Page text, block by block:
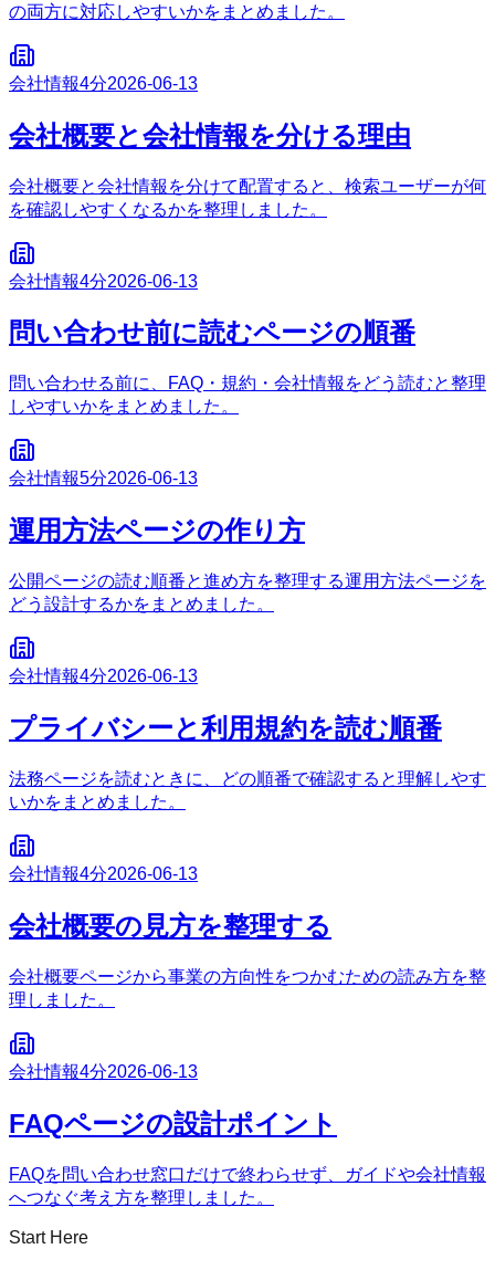
の両方に対応しやすいかをまとめました。
会社情報4分2026-06-13
会社概要と会社情報を分ける理由
会社概要と会社情報を分けて配置すると、検索ユーザーが何
を確認しやすくなるかを整理しました。
会社情報4分2026-06-13
問い合わせ前に読むページの順番
問い合わせる前に、FAQ・規約・会社情報をどう読むと整理
しやすいかをまとめました。
会社情報5分2026-06-13
運用方法ページの作り方
公開ページの読む順番と進め方を整理する運用方法ページを
どう設計するかをまとめました。
会社情報4分2026-06-13
プライバシーと利用規約を読む順番
法務ページを読むときに、どの順番で確認すると理解しやす
いかをまとめました。
会社情報4分2026-06-13
会社概要の見方を整理する
会社概要ページから事業の方向性をつかむための読み方を整
理しました。
会社情報4分2026-06-13
FAQページの設計ポイント
FAQを問い合わせ窓口だけで終わらせず、ガイドや会社情報
へつなぐ考え方を整理しました。
Start Here